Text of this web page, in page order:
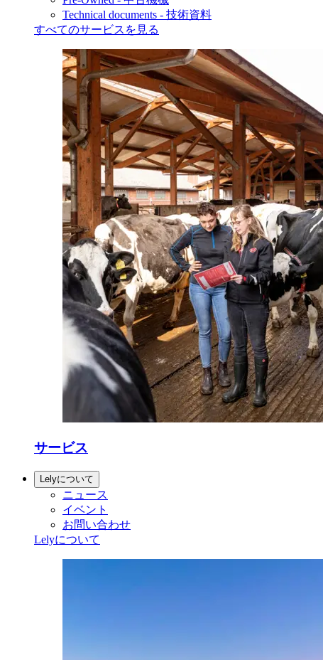
Technical documents - 技術資料
すべてのサービスを見る
サービス
Lelyについて
ニュース
イベント
お問い合わせ
Lelyについて